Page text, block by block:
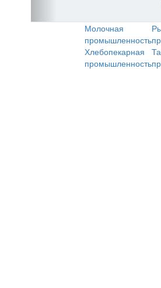
Молочная
промышленность
Хлебопекарная
промышленность